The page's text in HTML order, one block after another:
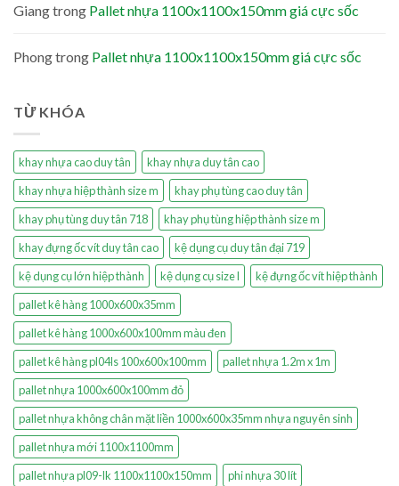
Giangtrong Pallet nhựa 1100x1100x150mm giá cực sốc
Phongtrong Pallet nhựa 1100x1100x150mm giá cực sốc
TỪ KHÓA
khay nhựa cao duy tân
khay nhựa duy tân cao
khay nhựa hiệp thành size m
khay phụ tùng cao duy tân
khay phụ tùng duy tân 718
khay phụ tùng hiệp thành size m
khay đựng ốc vít duy tân cao
kệ dụng cụ duy tân đại 719
kệ dụng cụ lớn hiệp thành
kệ dụng cụ size l
kệ đựng ốc vít hiệp thành
pallet kê hàng 1000x600x35mm
pallet kê hàng 1000x600x100mm màu đen
pallet kê hàng pl04ls 100x600x100mm
pallet nhựa 1.2m x 1m
pallet nhựa 1000x600x100mm đỏ
pallet nhựa không chân mặt liền 1000x600x35mm nhựa nguyên sinh
pallet nhựa mới 1100x1100mm
pallet nhựa pl09-lk 1100x1100x150mm
phi nhựa 30 lít